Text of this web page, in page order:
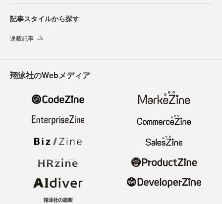
記事スタイルから探す
連載記事
翔泳社のWebメディア